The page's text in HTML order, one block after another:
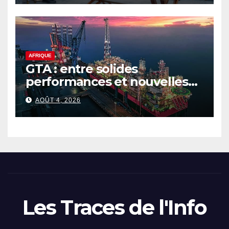
AFRIQUE
GTA : entre solides
performances et nouvelles
ambitions pour le gaz
sénégalo-mauritanien
AOÛT 4, 2026
Les Traces de l'Info